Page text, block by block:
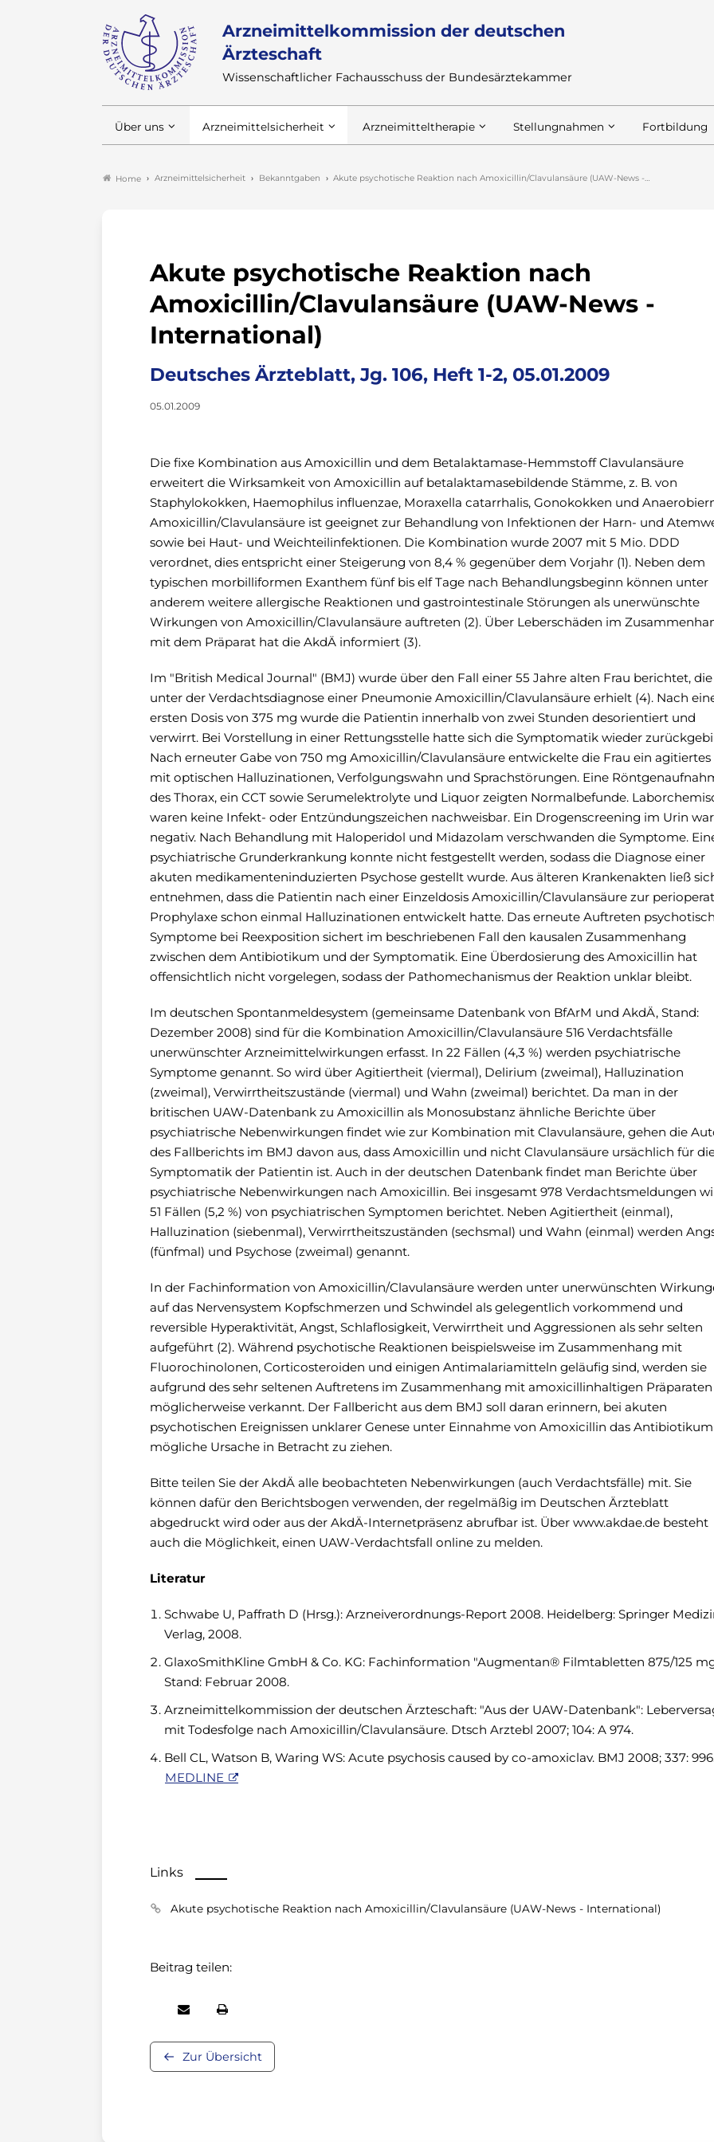
Arzneimittelkommission der deutschen
Ärzteschaft
Wissenschaftlicher Fachausschuss der Bundesärztekammer
Über uns Arzneimittelsicherheit Arzneimitteltherapie Stellungnahmen Fortbildung
Home Arzneimittelsicherheit Bekanntgaben Akute psychotische Reaktion nach Amoxicillin/Clavulansäure (UAW-News -…
Akute psychotische Reaktion nach
Amoxicillin/Clavulansäure (UAW-News -
International)
Deutsches Ärzteblatt, Jg. 106, Heft 1-2, 05.01.2009
05.01.2009
Die fixe Kombination aus Amoxicillin und dem Betalaktamase-Hemmstoff Clavulansäure
erweitert die Wirksamkeit von Amoxicillin auf betalaktamasebildende Stämme, z. B. von
Staphylokokken, Haemophilus influenzae, Moraxella catarrhalis, Gonokokken und
Amoxicillin/Clavulansäure ist geeignet zur Behandlung von Infektionen der Harn- und
sowie bei Haut- und Weichteilinfektionen. Die Kombination wurde 2007 mit 5 Mio. DDD
verordnet, dies entspricht einer Steigerung von 8,4 % gegenüber dem Vorjahr (1). Neben dem
typischen morbilliformen Exanthem fünf bis elf Tage nach Behandlungsbeginn können unter
anderem weitere allergische Reaktionen und gastrointestinale Störungen als unerwünschte
Wirkungen von Amoxicillin/Clavulansäure auftreten (2). Über Leberschäden im
mit dem Präparat hat die AkdÄ informiert (3).
Im "British Medical Journal" (BMJ) wurde über den Fall einer 55 Jahre alten Frau berichtet, die
unter der Verdachtsdiagnose einer Pneumonie Amoxicillin/Clavulansäure erhielt (4). Nach
ersten Dosis von 375 mg wurde die Patientin innerhalb von zwei Stunden desorientiert und
verwirrt. Bei Vorstellung in einer Rettungsstelle hatte sich die Symptomatik wieder
Nach erneuter Gabe von 750 mg Amoxicillin/Clavulansäure entwickelte die Frau ein agitiertes
mit optischen Halluzinationen, Verfolgungswahn und Sprachstörungen. Eine
des Thorax, ein CCT sowie Serumelektrolyte und Liquor zeigten Normalbefunde.
waren keine Infekt- oder Entzündungszeichen nachweisbar. Ein Drogenscreening im Urin war
negativ. Nach Behandlung mit Haloperidol und Midazolam verschwanden die Symptome.
psychiatrische Grunderkrankung konnte nicht festgestellt werden, sodass die Diagnose einer
akuten medikamenteninduzierten Psychose gestellt wurde. Aus älteren Krankenakten ließ
entnehmen, dass die Patientin nach einer Einzeldosis Amoxicillin/Clavulansäure zur
Prophylaxe schon einmal Halluzinationen entwickelt hatte. Das erneute Auftreten
Symptome bei Reexposition sichert im beschriebenen Fall den kausalen Zusammenhang
zwischen dem Antibiotikum und der Symptomatik. Eine Überdosierung des Amoxicillin hat
offensichtlich nicht vorgelegen, sodass der Pathomechanismus der Reaktion unklar bleibt.
Im deutschen Spontanmeldesystem (gemeinsame Datenbank von BfArM und AkdÄ, Stand:
Dezember 2008) sind für die Kombination Amoxicillin/Clavulansäure 516 Verdachtsfälle
unerwünschter Arzneimittelwirkungen erfasst. In 22 Fällen (4,3 %) werden psychiatrische
Symptome genannt. So wird über Agitiertheit (viermal), Delirium (zweimal), Halluzination
(zweimal), Verwirrtheitszustände (viermal) und Wahn (zweimal) berichtet. Da man in der
britischen UAW-Datenbank zu Amoxicillin als Monosubstanz ähnliche Berichte über
psychiatrische Nebenwirkungen findet wie zur Kombination mit Clavulansäure, gehen die
des Fallberichts im BMJ davon aus, dass Amoxicillin und nicht Clavulansäure ursächlich für
Symptomatik der Patientin ist. Auch in der deutschen Datenbank findet man Berichte über
psychiatrische Nebenwirkungen nach Amoxicillin. Bei insgesamt 978 Verdachtsmeldungen
51 Fällen (5,2 %) von psychiatrischen Symptomen berichtet. Neben Agitiertheit (einmal),
Halluzination (siebenmal), Verwirrtheitszuständen (sechsmal) und Wahn (einmal) werden
(fünfmal) und Psychose (zweimal) genannt.
In der Fachinformation von Amoxicillin/Clavulansäure werden unter unerwünschten
auf das Nervensystem Kopfschmerzen und Schwindel als gelegentlich vorkommend und
reversible Hyperaktivität, Angst, Schlaflosigkeit, Verwirrtheit und Aggressionen als sehr selten
aufgeführt (2). Während psychotische Reaktionen beispielsweise im Zusammenhang mit
Fluorochinolonen, Corticosteroiden und einigen Antimalariamitteln geläufig sind, werden sie
aufgrund des sehr seltenen Auftretens im Zusammenhang mit amoxicillinhaltigen Präparaten
möglicherweise verkannt. Der Fallbericht aus dem BMJ soll daran erinnern, bei akuten
psychotischen Ereignissen unklarer Genese unter Einnahme von Amoxicillin das Antibiotikum
mögliche Ursache in Betracht zu ziehen.
Bitte teilen Sie der AkdÄ alle beobachteten Nebenwirkungen (auch Verdachtsfälle) mit. Sie
können dafür den Berichtsbogen verwenden, der regelmäßig im Deutschen Ärzteblatt
abgedruckt wird oder aus der AkdÄ-Internetpräsenz abrufbar ist. Über www.akdae.de besteht
auch die Möglichkeit, einen UAW-Verdachtsfall online zu melden.
Literatur
Schwabe U, Paffrath D (Hrsg.): Arzneiverordnungs-Report 2008. Heidelberg: Springer
Verlag, 2008.
GlaxoSmithKline GmbH & Co. KG: Fachinformation "Augmentan® Filmtabletten 875/125
Stand: Februar 2008.
Arzneimittelkommission der deutschen Ärzteschaft: "Aus der UAW-Datenbank":
mit Todesfolge nach Amoxicillin/Clavulansäure. Dtsch Arztebl 2007; 104: A 974.
Bell CL, Watson B, Waring WS: Acute psychosis caused by co-amoxiclav. BMJ 2008; 337:
MEDLINE
Links
Akute psychotische Reaktion nach Amoxicillin/Clavulansäure (UAW-News - International)
Beitrag teilen:
Zur Übersicht